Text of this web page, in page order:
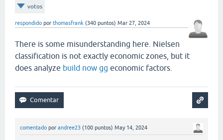
votos
respondido por thomasfrank (340 puntos) Mar 27, 2024
There is some misunderstanding here. Nielsen
classification is not exactly economic zones, but it
does analyze build now gg economic factors.
comentado por andree23 (100 puntos) May 14, 2024